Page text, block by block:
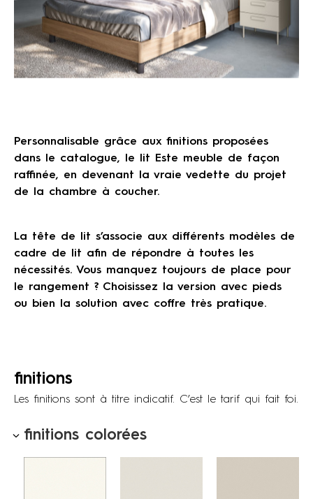
Personnalisable grâce aux finitions proposées
dans le catalogue, le lit Este meuble de façon
raffinée, en devenant la vraie vedette du projet
de la chambre à coucher.
La tête de lit s’associe aux différents modèles de
cadre de lit afin de répondre à toutes les
nécessités. Vous manquez toujours de place pour
le rangement ? Choisissez la version avec pieds
ou bien la solution avec coffre très pratique.
finitions
Les finitions sont à titre indicatif. C’est le tarif qui fait foi.
finitions colorées